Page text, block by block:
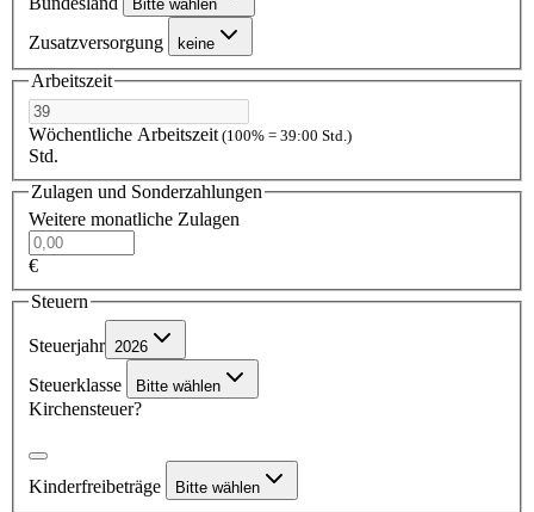
Bitte wählen
Zusatzversorgung keine
Arbeitszeit
Wöchentliche Arbeitszeit (100% = 39:00 Std.)
Std.
Zulagen und Sonderzahlungen
Weitere monatliche Zulagen
€
Steuern
Steuerjahr 2026
Steuerklasse Bitte wählen
Kirchensteuer?
Kinderfreibeträge Bitte wählen